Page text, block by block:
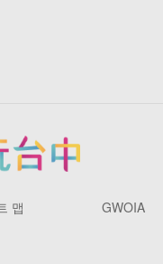
맵 GWOIA